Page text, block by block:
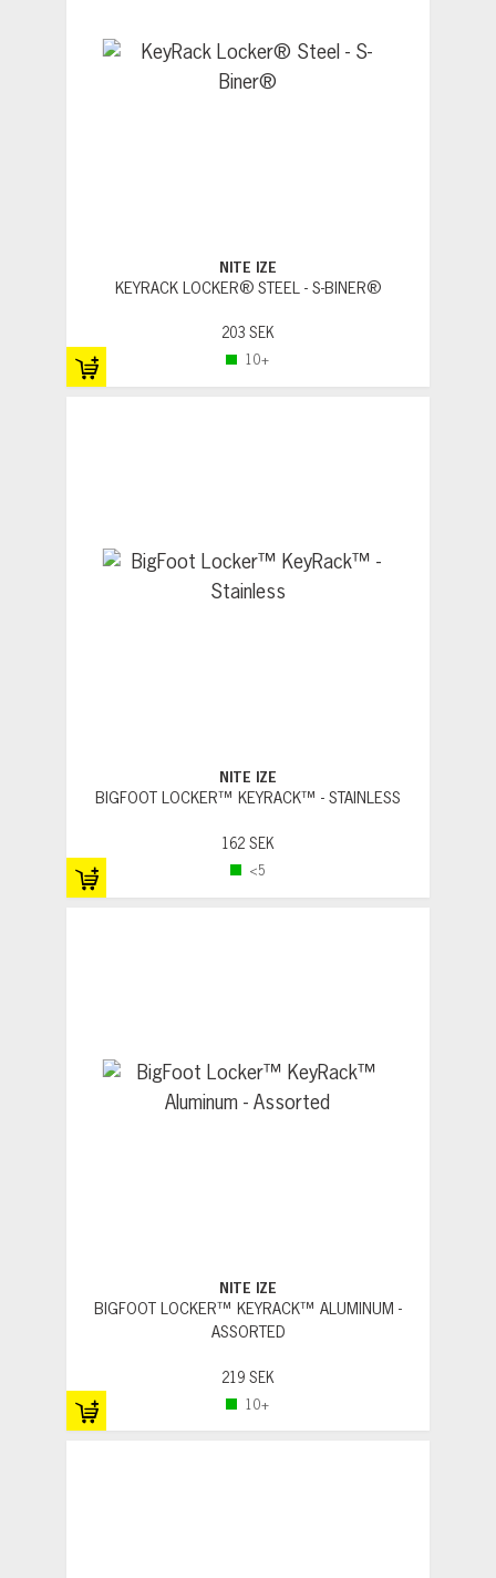
NITE IZE
KEYRACK LOCKER® STEEL - S-BINER®
203 SEK
10+
NITE IZE
BIGFOOT LOCKER™ KEYRACK™ - STAINLESS
162 SEK
<5
NITE IZE
BIGFOOT LOCKER™ KEYRACK™ ALUMINUM -
ASSORTED
219 SEK
10+